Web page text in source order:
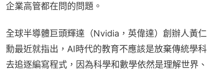
企業高管都在問的問題。
全球半導體巨頭輝達（Nvidia，英偉達）創辦人黃仁
勳最近就指出，AI時代的教育不應該是放棄傳統學科
去追逐編寫程式，因為科學和數學依然是理解世界、